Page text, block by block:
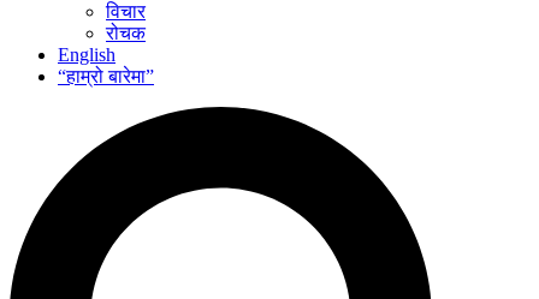
विचार
रोचक
English
“हाम्रो बारेमा”